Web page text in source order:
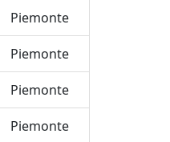
Piemonte
Piemonte
Piemonte
Piemonte